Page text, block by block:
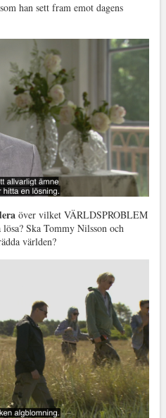
han sett fram emot dagens
över vilket VÄRLDSPROBLEM
Ska Tommy Nilsson och
världen?